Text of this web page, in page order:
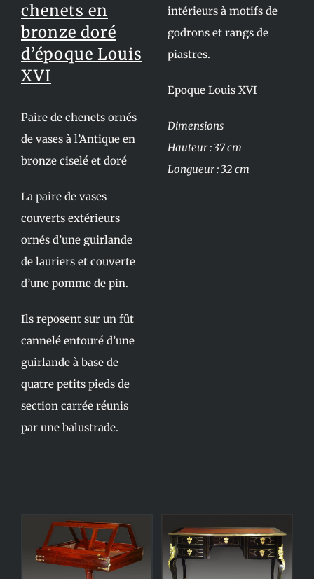
chenets en
bronze doré
d’époque Louis
XVI
Paire de chenets ornés
de vases à l’Antique en
bronze ciselé et doré
La paire de vases
couverts extérieurs
ornés d’une guirlande
de lauriers et couverte
d’une pomme de pin.
Ils reposent sur un fût
cannelé entouré d’une
guirlande à base de
quatre petits pieds de
section carrée réunis
par une balustrade.
intérieurs à motifs de
godrons et rangs de
piastres.
Epoque Louis XVI
Dimensions
Hauteur : 37 cm
Longueur : 32 cm